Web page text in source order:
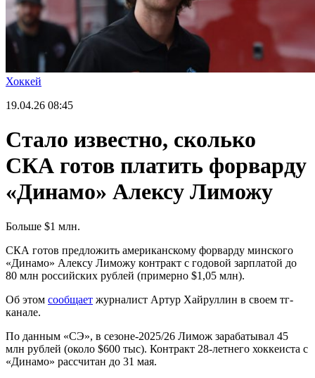
Хоккей
19.04.26 08:45
Стало известно, сколько
СКА готов платить форварду
«Динамо» Алексу Лиможу
Больше $1 млн.
СКА готов предложить американскому форварду минского
«Динамо» Алексу Лиможу контракт с годовой зарплатой до
80 млн российских рублей (примерно $1,05 млн).
Об этом сообщает журналист Артур Хайруллин в своем тг-
канале.
По данным «СЭ», в сезоне-2025/26 Лимож зарабатывал 45
млн рублей (около $600 тыс). Контракт 28-летнего хоккеиста с
«Динамо» рассчитан до 31 мая.